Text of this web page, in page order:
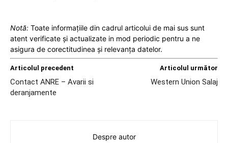
Notă: Toate informațiile din cadrul articolui de mai sus sunt
atent verificate și actualizate in mod periodic pentru a ne
asigura de corectitudinea și relevanța datelor.
Articolul precedent
Contact ANRE – Avarii si
deranjamente
Articolul următor
Western Union Salaj
Despre autor